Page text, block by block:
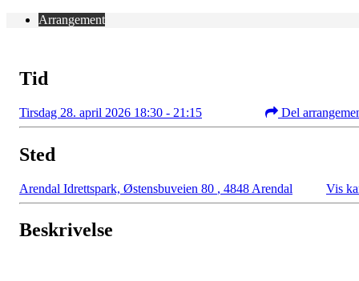
Arrangement
Tid
Tirsdag 28. april 2026 18:30 - 21:15 Del
Sted
Arendal Idrettspark, Østensbuveien 80 , 4848 Arendal Vis
Beskrivelse